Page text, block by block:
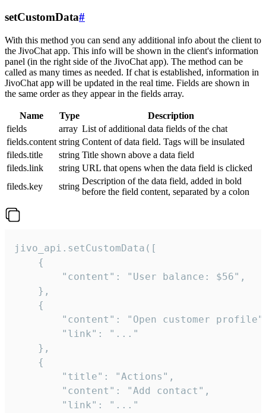
setCustomData#
With this method you can send any additional info about the client to
the JivoChat app. This info will be shown in the client's information
panel (in the right side of the JivoChat app). The method can be
called as many times as needed. If chat is established, information in
JivoChat app will be updated in the real time. Fields are shown in
the same order as they appear in the fields array.
Name Type
Description
fields
array List of additional data fields of the chat
fields.content string Content of data field. Tags will be insulated
fileds.title
string Title shown above a data field
fileds.link
string URL that opens when the data field is clicked
fileds.key
string
Description of the data field, added in bold
before the field content, separated by a colon
jivo_api.setCustomData([
    {
        "content": "User balance: $56",
    },
    {
"content": "Open customer
        "link": "..."
    },
    {
        "title": "Actions",
        "content": "Add contact",
        "link": "..."